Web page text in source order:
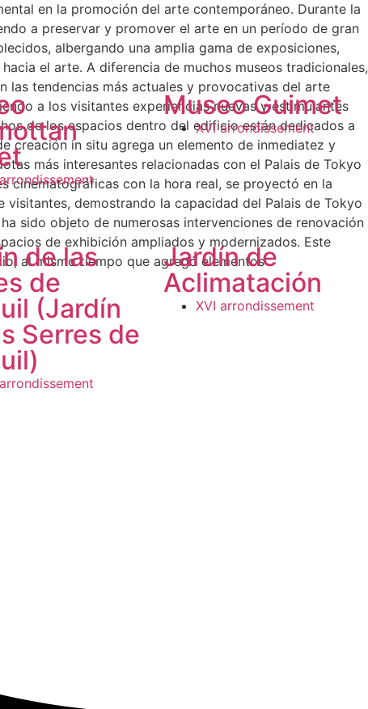
en la promoción del arte contemporáneo. Durante la
a preservar y promover el arte en un período de gran
albergando una amplia gama de exposiciones,
el arte. A diferencia de muchos museos tradicionales,
las tendencias más actuales y provocativas del arte
a los visitantes experiencias nuevas y estimulantes
de los espacios dentro del edificio están dedicados a
creación in situ agrega un elemento de inmediatez y
más interesantes relacionadas con el Palais de Tokyo
cinematográficas con la hora real, se proyectó en la
demostrando la capacidad del Palais de Tokyo
sido objeto de numerosas intervenciones de renovación
de exhibición ampliados y modernizados. Este
al mismo tiempo que agregó elementos
Museo Guimet
XVI arrondissement
de las
de
(Jardín
Serres de
Jardín de
Aclimatación
XVI arrondissement